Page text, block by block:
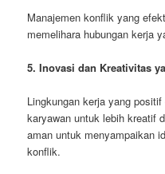
Manajemen konflik yang
memelihara hubungan kerja
5. Inovasi dan Kreativitas
Lingkungan kerja yang
karyawan untuk lebih kreatif
aman untuk menyampaikan
konflik.